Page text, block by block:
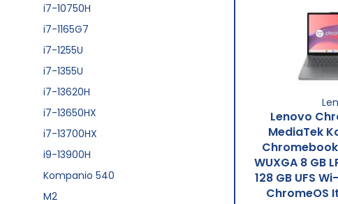
Lenovo
MediaTek
WUXGA 8 GB
128 GB UFS
ChromeOS
i7-10750H
i7-1165G7
i7-1255U
i7-1355U
i7-13620H
i7-13650HX
i7-13700HX
i9-13900H
Kompanio 540
M2